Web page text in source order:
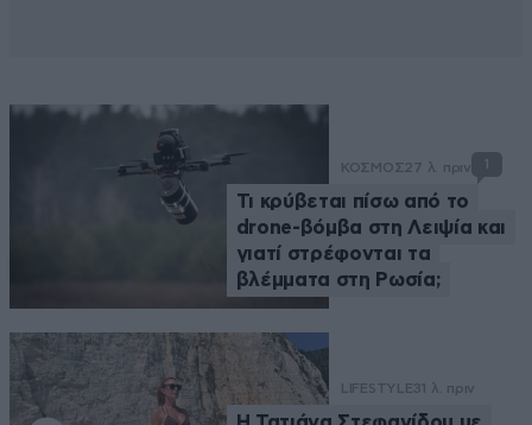
ΚΟΣΜΟΣ27 λ. πριν
Τι κρύβεται πίσω από το
drone-βόμβα στη Λειψία και
γιατί στρέφονται τα
βλέμματα στη Ρωσία;
LIFESTYLE31 λ. πριν